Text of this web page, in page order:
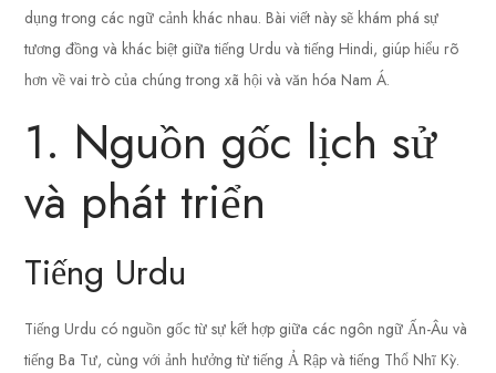
dụng trong các ngữ cảnh khác nhau. Bài viết này sẽ khám phá sự
tương đồng và khác biệt giữa tiếng Urdu và tiếng Hindi, giúp hiểu rõ
hơn về vai trò của chúng trong xã hội và văn hóa Nam Á.
1. Nguồn gốc lịch sử
và phát triển
Tiếng Urdu
Tiếng Urdu có nguồn gốc từ sự kết hợp giữa các ngôn ngữ Ấn-Âu và
tiếng Ba Tư, cùng với ảnh hưởng từ tiếng Ả Rập và tiếng Thổ Nhĩ Kỳ.